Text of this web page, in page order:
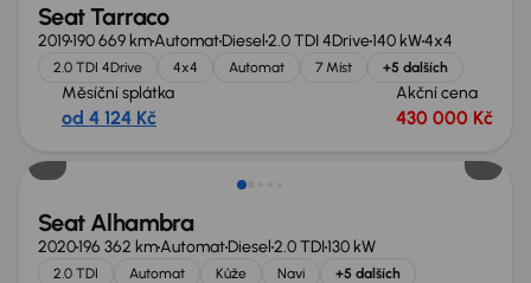
Seat Tarraco
2019190 669 kmAutomatDiesel2.0 TDI 4Drive140 kW4x4
2.0 TDI 4Drive 4x4 Automat 7 Míst +5 dalších
Měsíční splátka
od 4 124 Kč
Akční cena
430 000 Kč
Zlevněno o 40 000 Kč
Seat Alhambra
2020196 362 kmAutomatDiesel2.0 TDI130 kW
2.0 TDI Automat Kůže Navi +5 dalších